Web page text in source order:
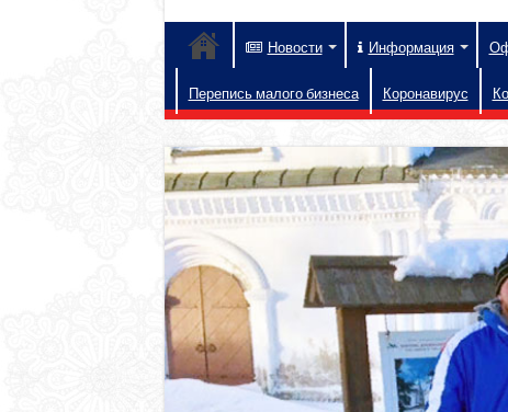
Новости Информация
Перепись малого бизнеса Коронавирус